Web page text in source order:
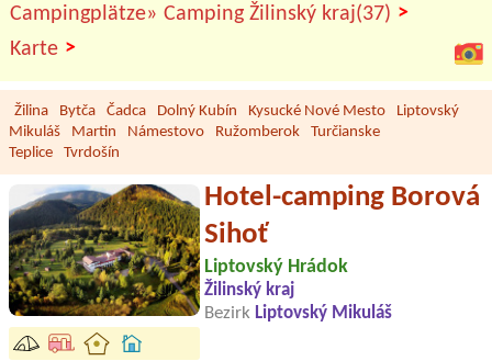
Campingplätze» Camping Žilinský kraj(37) >
Karte >
Žilina Bytča Čadca Dolný Kubín Kysucké Nové Mesto
Liptovský
Mikuláš
Martin Námestovo Ružomberok
Turčianske
Teplice
Tvrdošín
Hotel-camping Borová
Sihoť
Liptovský Hrádok
Žilinský kraj
Bezirk Liptovský Mikuláš